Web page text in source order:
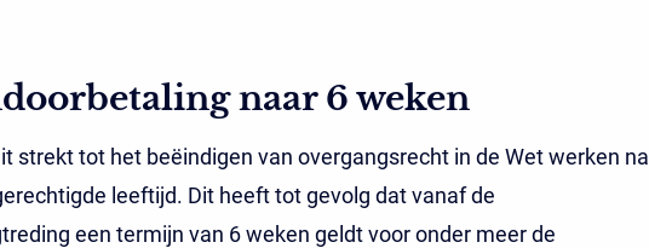
naar 6 weken
strekt tot het beëindigen van overgangsrecht in de Wet werken na
leeftijd. Dit heeft tot gevolg dat vanaf de
een termijn van 6 weken geldt voor onder meer de